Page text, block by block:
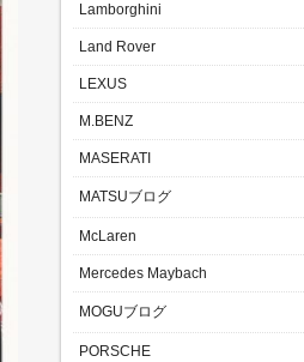
Lamborghini
Land Rover
LEXUS
M.BENZ
MASERATI
MATSUブログ
McLaren
Mercedes Maybach
MOGUブログ
PORSCHE